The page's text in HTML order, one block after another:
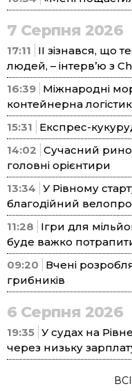
7 Серпня 2026
17:11
ІІ зізнався, що
людей, – інтерв’ю з
16:39 Міжнародні
контейнерна
15:31
Експрес-
14:02 Сучасний
головні орієнтири
13:34 У Рівному
благодійний
11:28
Ігри для
буде важко
09:20
Вчені
грибників
6 Серпня 2026
19:35 У судах на
через низьку